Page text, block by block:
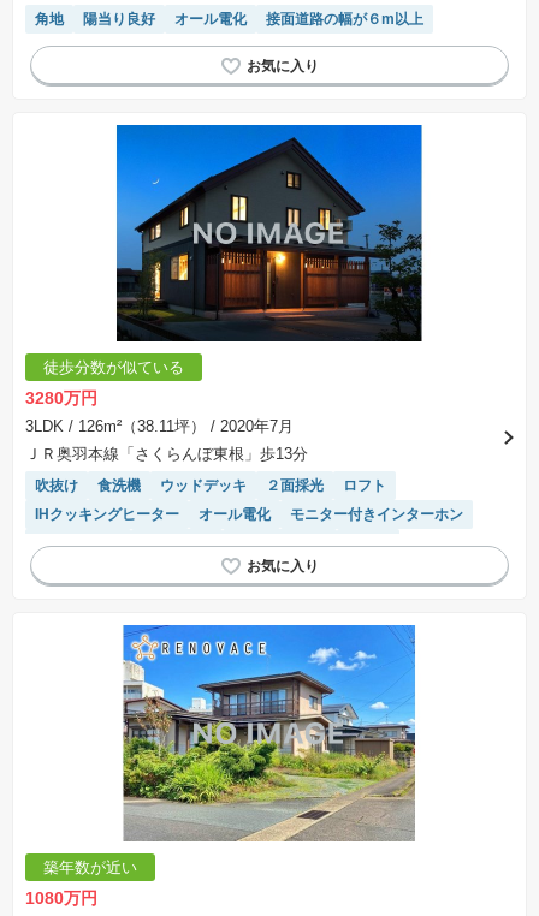
角地 陽当り良好 オール電化 接面道路の幅が６m以上
徒歩分数が似ている
3280万円
3LDK / 126m²（38.11坪）
/ 2020年7月
ＪＲ奥羽本線「さくらんぼ東根」歩13分
吹抜け 食洗機 ウッドデッキ ２面採光
ロフト
IHクッキングヒーター
オール電化
モニター付きインターホン
対面キッチン
窓付き浴室 トイレ2個以上
平坦地
システムキッチン
接面道路の幅が６m以上
築年数が近い
1080万円